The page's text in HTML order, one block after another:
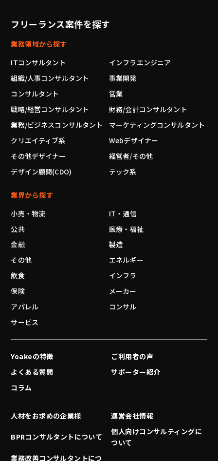
フリーランス案件を探す
業務領域から探す
ITコンサルタント
インフラエンジニア
組織/人事コンサルタント
事業開発
コンサルタント
営業
戦略/経営コンサルタント
財務/会計コンサルタント
業務/ビジネスコンサルタント
マーケティングコンサルタント
クリエイティブ系
Webデザイナー
その他デザイナー
経営者/その他
デザイン顧問(CDO)
テック系
業界から探す
小売・物流
IT・通信
公共
医療・福祉
金融
製造
その他
エネルギー
飲食
インフラ
保険
メーカー
アパレル
コンサル
サービス
Yoakeの特徴
ご利用者の声
よくある質問
サポーター紹介
コラム
人材をお求めの企業様 運営会社情報
BPRコンサルタントについて
個人向けコンサルティングに
ついて
業務改善コンサルタントにつ